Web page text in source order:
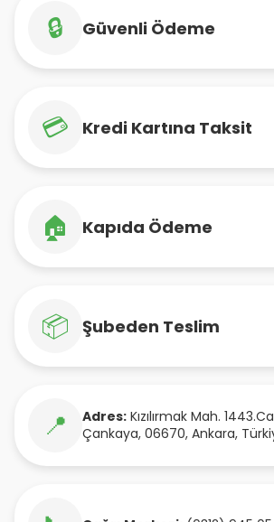
🔒 Güvenli Ödeme
💳 Kredi Kartına Taksit
🏠 Kapıda Ödeme
📦 Şubeden Teslim
📍 Adres: Kızılırmak Mah.
Çankaya, 06670, Ankara,